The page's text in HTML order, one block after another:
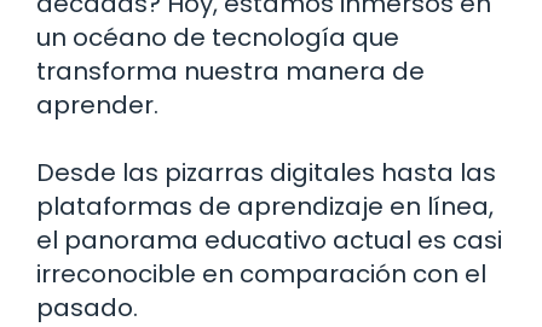
un océano de tecnología que
transforma nuestra manera de
aprender.
Desde las pizarras digitales hasta las
plataformas de aprendizaje en línea,
el panorama educativo actual es casi
irreconocible en comparación con el
pasado.